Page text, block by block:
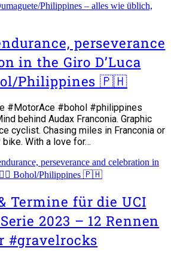
Philippines – alles wie üblich,
perseverance
in the Giro D’Luca
Philippines 🇵🇭
#MotorAce #bohol #philippines
behind Audax Franconia. Graphic
cyclist. Chasing miles in Franconia or
With a love for…
perseverance and celebration in
Bohol/Philippines 🇵🇭
Termine für die UCI
2023 – 12 Rennen
#gravelrocks